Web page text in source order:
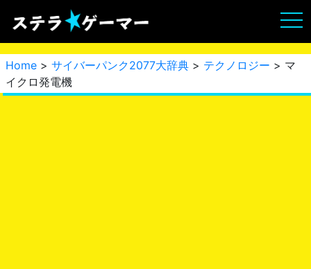
Home > サイバーパンク2077大辞典 > テクノロジー > マ
イクロ発電機